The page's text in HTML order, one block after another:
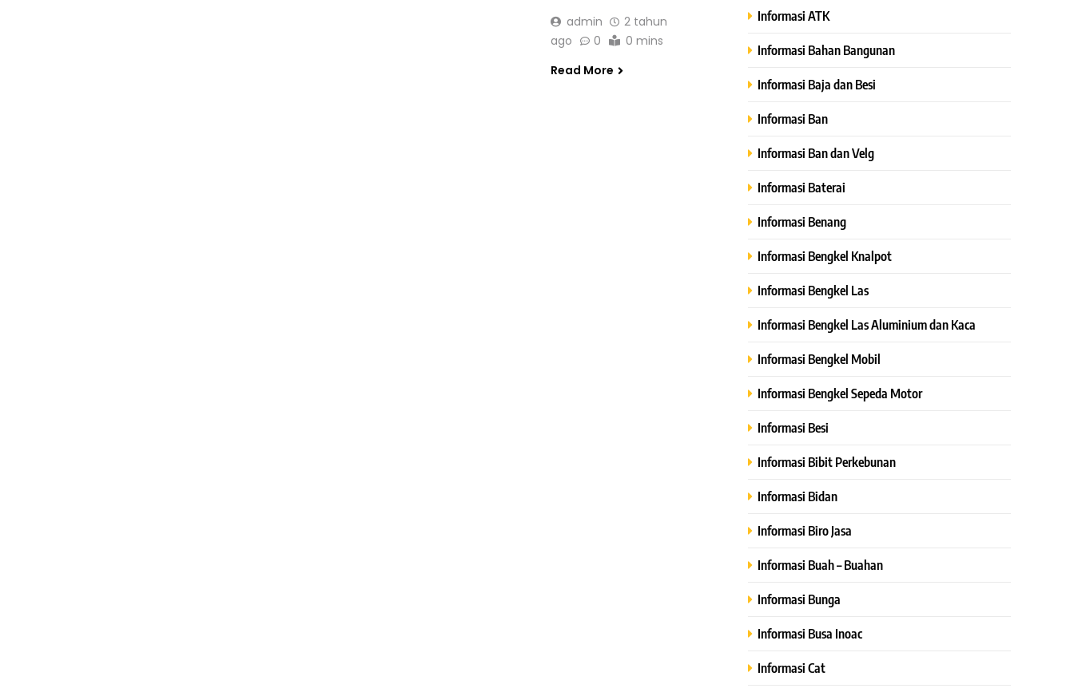
admin
2 tahun
ago
0
0 mins
Read More
Informasi ATK
Informasi Bahan Bangunan
Informasi Baja dan Besi
Informasi Ban
Informasi Ban dan Velg
Informasi Baterai
Informasi Benang
Informasi Bengkel Knalpot
Informasi Bengkel Las
Informasi Bengkel Las Aluminium dan Kaca
Informasi Bengkel Mobil
Informasi Bengkel Sepeda Motor
Informasi Besi
Informasi Bibit Perkebunan
Informasi Bidan
Informasi Biro Jasa
Informasi Buah – Buahan
Informasi Bunga
Informasi Busa Inoac
Informasi Cat